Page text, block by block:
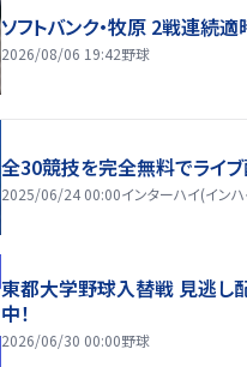
ソフトバンク・牧原 2戦連続
2026/08/06 19:42野球
全30競技を完全無料でライブ
2025/06/24 00:00インターハイ(イン
東都大学野球入替戦 見逃し
中！
2026/06/30 00:00野球